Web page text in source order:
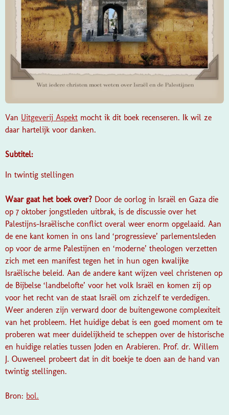
Van Uitgeverij Aspekt mocht ik dit boek recenseren. Ik wil ze
daar hartelijk voor danken.
Subtitel:
In twintig stellingen
Waar gaat het boek over? Door de oorlog in Israël en Gaza die
op 7 oktober jongstleden uitbrak, is de discussie over het
Palestijns-Israëlische conflict overal weer enorm opgelaaid. Aan
de ene kant komen in ons land ‘progressieve’ parlementsleden
op voor de arme Palestijnen en ‘moderne’ theologen verzetten
zich met een manifest tegen het in hun ogen kwalijke
Israëlische beleid. Aan de andere kant wijzen veel christenen op
de Bijbelse ‘landbelofte’ voor het volk Israël en komen zij op
voor het recht van de staat Israël om zichzelf te verdedigen.
Weer anderen zijn verward door de buitengewone complexiteit
van het probleem. Het huidige debat is een goed moment om te
proberen wat meer duidelijkheid te scheppen over de historische
en huidige relaties tussen Joden en Arabieren. Prof. dr. Willem
J. Ouweneel probeert dat in dit boekje te doen aan de hand van
twintig stellingen.
Bron: bol.